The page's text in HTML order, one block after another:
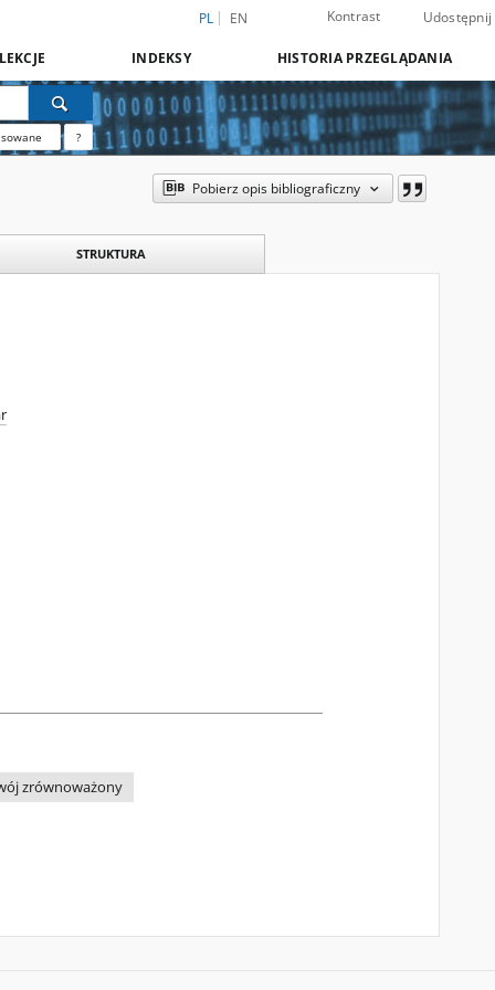
PL EN Kontrast Udostępnij
INDEKSY HISTORIA PRZEGLĄDANIA
?
Pobierz opis bibliograficzny
STRUKTURA
zrównoważony